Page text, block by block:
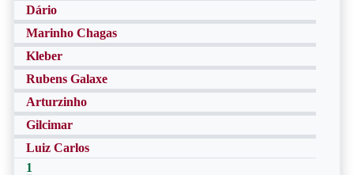
Dário
Marinho Chagas
Kleber
Rubens Galaxe
Arturzinho
Gilcimar
Luiz Carlos
1